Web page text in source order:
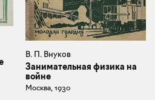
В. П. Внуков
Занимательная физика на
войне
Москва, 1930